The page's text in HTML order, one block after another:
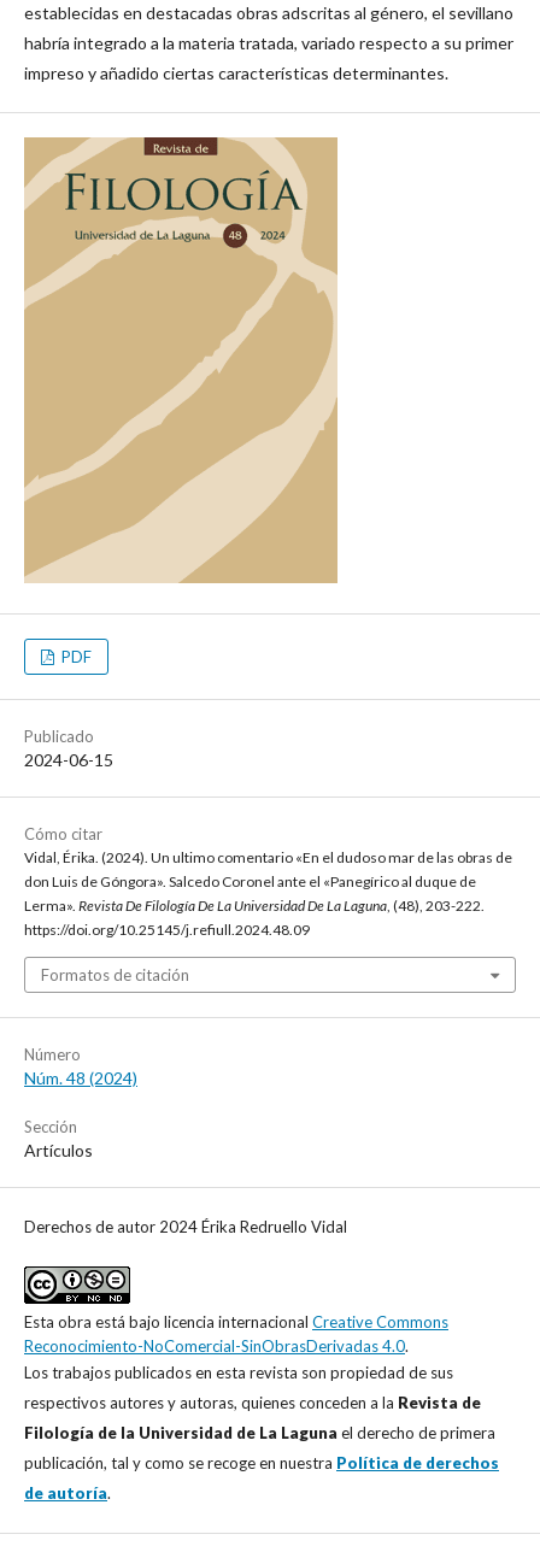
establecidas en destacadas obras adscritas al género, el sevillano
habría integrado a la materia tratada, variado respecto a su primer
impreso y añadido ciertas características determinantes.
PDF
Publicado
2024-06-15
Cómo citar
Vidal, Érika. (2024). Un ultimo comentario «En el dudoso mar de las obras de
don Luis de Góngora». Salcedo Coronel ante el «Panegírico al duque de
Lerma». Revista De Filología De La Universidad De La Laguna , (48), 203-222.
https://doi.org/10.25145/j.refiull.2024.48.09
Formatos de citación
Número
Núm. 48 (2024)
Sección
Artículos
Derechos de autor 2024 Érika Redruello Vidal
Esta obra está bajo licencia internacional Creative Commons
Reconocimiento-NoComercial-SinObrasDerivadas 4.0.
Los trabajos publicados en esta revista son propiedad de sus
respectivos autores y autoras, quienes conceden a la Revista de
Filología de la Universidad de La Laguna el derecho de primera
publicación, tal y como se recoge en nuestra Política de derechos
de autoría.